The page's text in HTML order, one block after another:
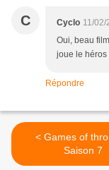
C Cyclo 11/02/
Oui, beau
joue le héros
Répondre
< Games of thrones -
Saison 7